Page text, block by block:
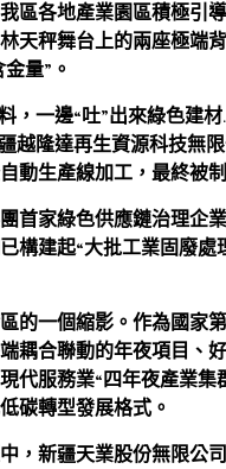
區各地產業園區積極引
天秤舞台上的兩座極端
量”。
，一邊“吐”出來綠色建
越隆達再生資源科技無
動生產線加工，最終被
首家綠色供應鏈治理企
構建起“大批工業固廢
的一個縮影。作為國家
耦合聯動的年夜項目、
代服務業“四年夜產業
碳轉型發展格式。
，新疆天業股份無限公